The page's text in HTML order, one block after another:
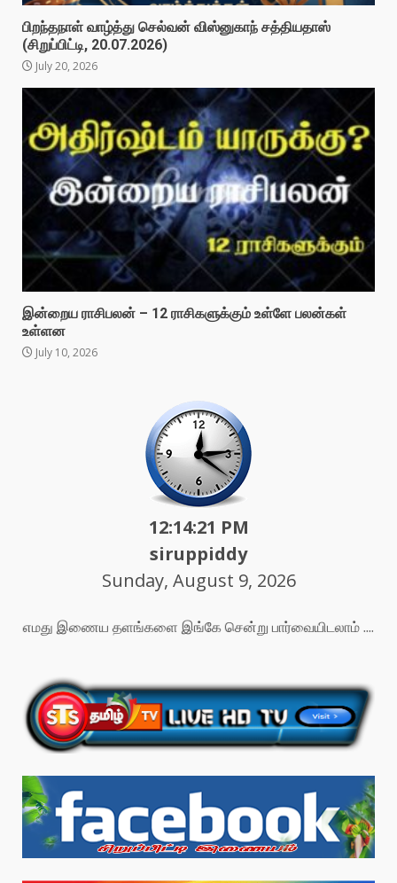
பிறந்தநாள் வாழ்த்து செல்வன் விஸ்னுகாந் சத்தியதாஸ்
(சிறுப்பிட்டி, 20.07.2026)
July 20, 2026
இன்றைய ராசிபலன் – 12 ராசிகளுக்கும் உள்ளே பலன்கள்
உள்ளன
July 10, 2026
12:14:23 PM
siruppiddy
Sunday, August 9, 2026
எமது இணைய தளங்களை இங்கே சென்று பார்வையிடலாம் ....